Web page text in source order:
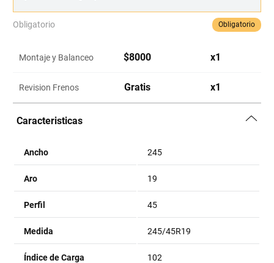
Obligatorio Obligatorio
Montaje y Balanceo $8000 x1
Revision Frenos Gratis x1
Caracteristicas
Ancho 245
Aro 19
Perfil 45
Medida 245/45R19
Índice de Carga 102